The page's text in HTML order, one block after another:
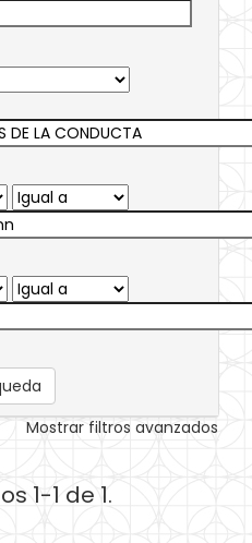
Mostrar filtros avanzados
1-1 de 1.